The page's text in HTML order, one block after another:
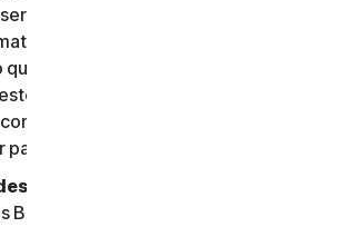
fornecidos no momento da
promocionais e/ou
descrevem o Teste Gratuito. A
Gratuito por parte do Utilizador
desses termos
do mesmo.
Beta.
Beta nos Serviços para o Utilizador e